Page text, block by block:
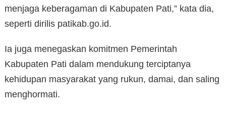
menjaga keberagaman di Kabupaten Pati,” kata dia,
seperti dirilis patikab.go.id.
Ia juga menegaskan komitmen Pemerintah
Kabupaten Pati dalam mendukung terciptanya
kehidupan masyarakat yang rukun, damai, dan saling
menghormati.